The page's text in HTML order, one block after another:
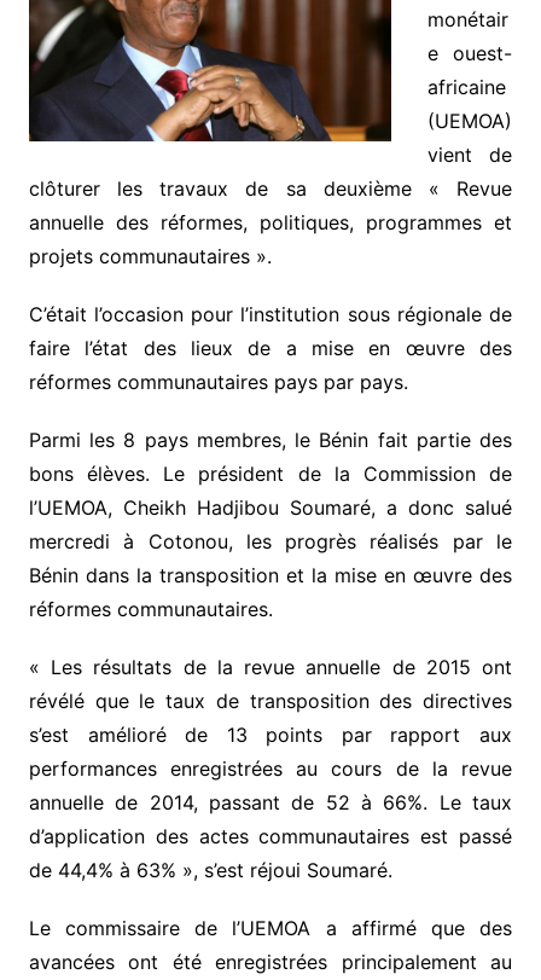
monétair
e ouest-
africaine
(UEMOA)
vient de
clôturer les travaux de sa deuxième « Revue
annuelle des réformes, politiques, programmes et
projets communautaires ».
C’était l’occasion pour l’institution sous régionale de
faire l’état des lieux de a mise en œuvre des
réformes communautaires pays par pays.
Parmi les 8 pays membres, le Bénin fait partie des
bons élèves. Le président de la Commission de
l’UEMOA, Cheikh Hadjibou Soumaré, a donc salué
mercredi à Cotonou, les progrès réalisés par le
Bénin dans la transposition et la mise en œuvre des
réformes communautaires.
« Les résultats de la revue annuelle de 2015 ont
révélé que le taux de transposition des directives
s’est amélioré de 13 points par rapport aux
performances enregistrées au cours de la revue
annuelle de 2014, passant de 52 à 66%. Le taux
d’application des actes communautaires est passé
de 44,4% à 63% », s’est réjoui Soumaré.
Le commissaire de l’UEMOA a affirmé que des
avancées ont été enregistrées principalement au